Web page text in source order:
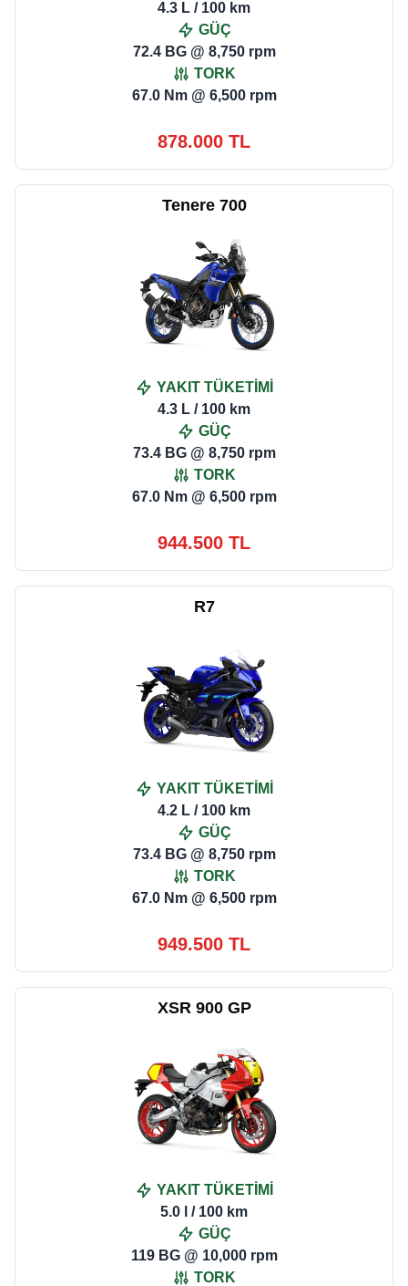
4.3 L / 100 km
GÜÇ
72.4 BG @ 8,750 rpm
TORK
67.0 Nm @ 6,500 rpm
878.000 TL
Tenere 700
YAKIT TÜKETİMİ
4.3 L / 100 km
GÜÇ
73.4 BG @ 8,750 rpm
TORK
67.0 Nm @ 6,500 rpm
944.500 TL
R7
YAKIT TÜKETİMİ
4.2 L / 100 km
GÜÇ
73.4 BG @ 8,750 rpm
TORK
67.0 Nm @ 6,500 rpm
949.500 TL
XSR 900 GP
YAKIT TÜKETİMİ
5.0 l / 100 km
GÜÇ
119 BG @ 10,000 rpm
TORK